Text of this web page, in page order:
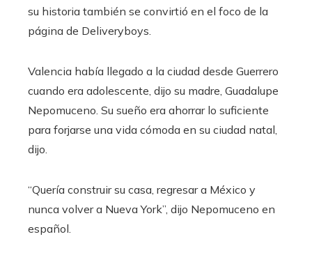
su historia también se convirtió en el foco de la
página de Deliveryboys.
Valencia había llegado a la ciudad desde Guerrero
cuando era adolescente, dijo su madre, Guadalupe
Nepomuceno. Su sueño era ahorrar lo suficiente
para forjarse una vida cómoda en su ciudad natal,
dijo.
“Quería construir su casa, regresar a México y
nunca volver a Nueva York”, dijo Nepomuceno en
español.